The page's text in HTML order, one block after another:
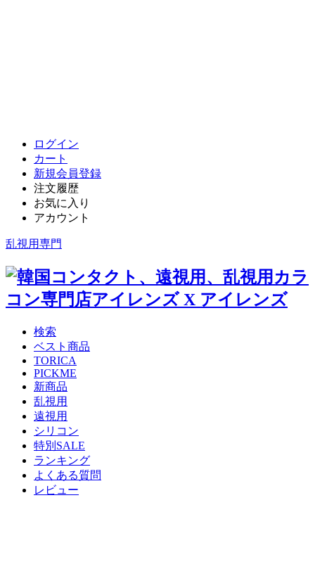
ログイン
カート
新規会員登録
注文履歴
お気に入り
アカウント
乱視用専門
検索
ベスト商品
TORICA
PICKME
新商品
乱視用
遠視用
シリコン
特別SALE
ランキング
よくある質問
レビュー